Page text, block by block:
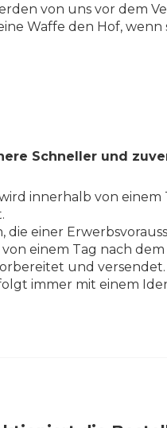
von uns vor dem
Waffe den Hof, wenn
Schneller und
innerhalb von
die einer
einem Tag nach
und
immer mit einem